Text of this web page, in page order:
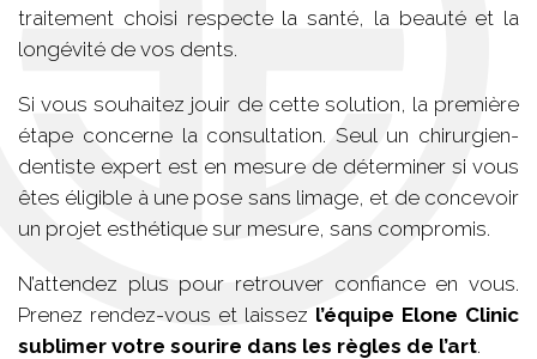
traitement choisi respecte la santé, la beauté et la
longévité de vos dents.
Si vous souhaitez jouir de cette solution, la première
étape concerne la consultation. Seul un chirurgien-
dentiste expert est en mesure de déterminer si vous
êtes éligible à une pose sans limage, et de concevoir
un projet esthétique sur mesure, sans compromis.
N’attendez plus pour retrouver confiance en vous.
Prenez rendez-vous et laissez l’équipe Elone Clinic
sublimer votre sourire dans les règles de l’art.